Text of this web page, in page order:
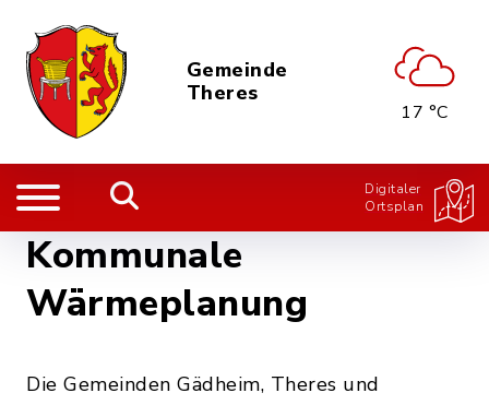
Gemeinde
Theres
17 °C
Digitaler
Ortsplan
Kommunale
Wärmeplanung
Die Gemeinden Gädheim, Theres und